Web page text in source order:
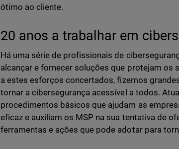
ótimo ao cliente.
20 anos a trabalhar em
Há uma série de profissionais de
alcançar e fornecer soluções que protejam
a estes esforços concertados, fizemos
tornar a cibersegurança acessível a todos.
procedimentos básicos que ajudam as
eficaz e auxiliam os MSP na sua tentativa de
ferramentas e ações que pode adotar para